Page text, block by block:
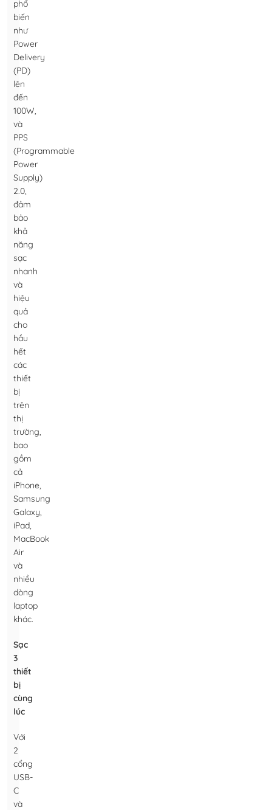
phổ
biến
như
Power
Delivery
(PD)
lên
đến
100W,
và
PPS
(Programmable
Power
Supply)
2.0,
đảm
bảo
khả
năng
sạc
nhanh
và
hiệu
quả
cho
hầu
hết
các
thiết
bị
trên
thị
trường,
bao
gồm
cả
iPhone,
Samsung
Galaxy,
iPad,
MacBook
Air
và
nhiều
dòng
laptop
khác.
Sạc
3
thiết
bị
cùng
lúc
Với
2
cổng
USB-
C
và